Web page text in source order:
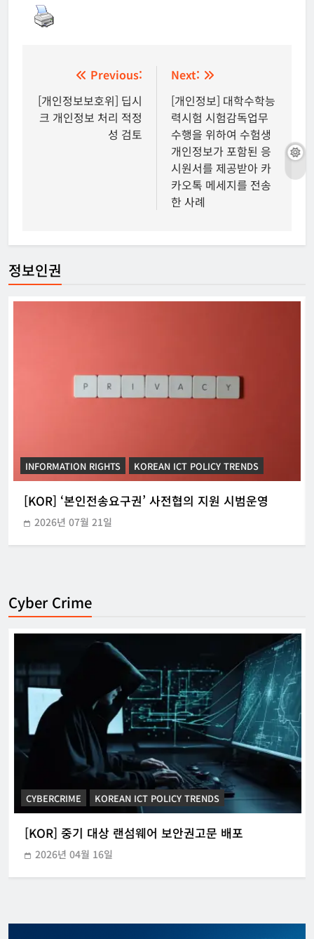
탐
색
Previous:
[개인정보보호위] 딥시
크 개인정보 처리 적정
성 검토
Next:
[개인정보] 대학수학능
력시험 시험감독업무
수행을 위하여 수험생
개인정보가 포함된 응
시원서를 제공받아 카
카오톡 메세지를 전송
한 사례
정보인권
INFORMATION RIGHTS KOREAN ICT POLICY TRENDS
[KOR] ‘본인전송요구권’ 사전협의 지원 시범운영
2026년 07월 21일
Cyber Crime
CYBERCRIME KOREAN ICT POLICY TRENDS
[KOR] 중기 대상 랜섬웨어 보안권고문 배포
2026년 04월 16일